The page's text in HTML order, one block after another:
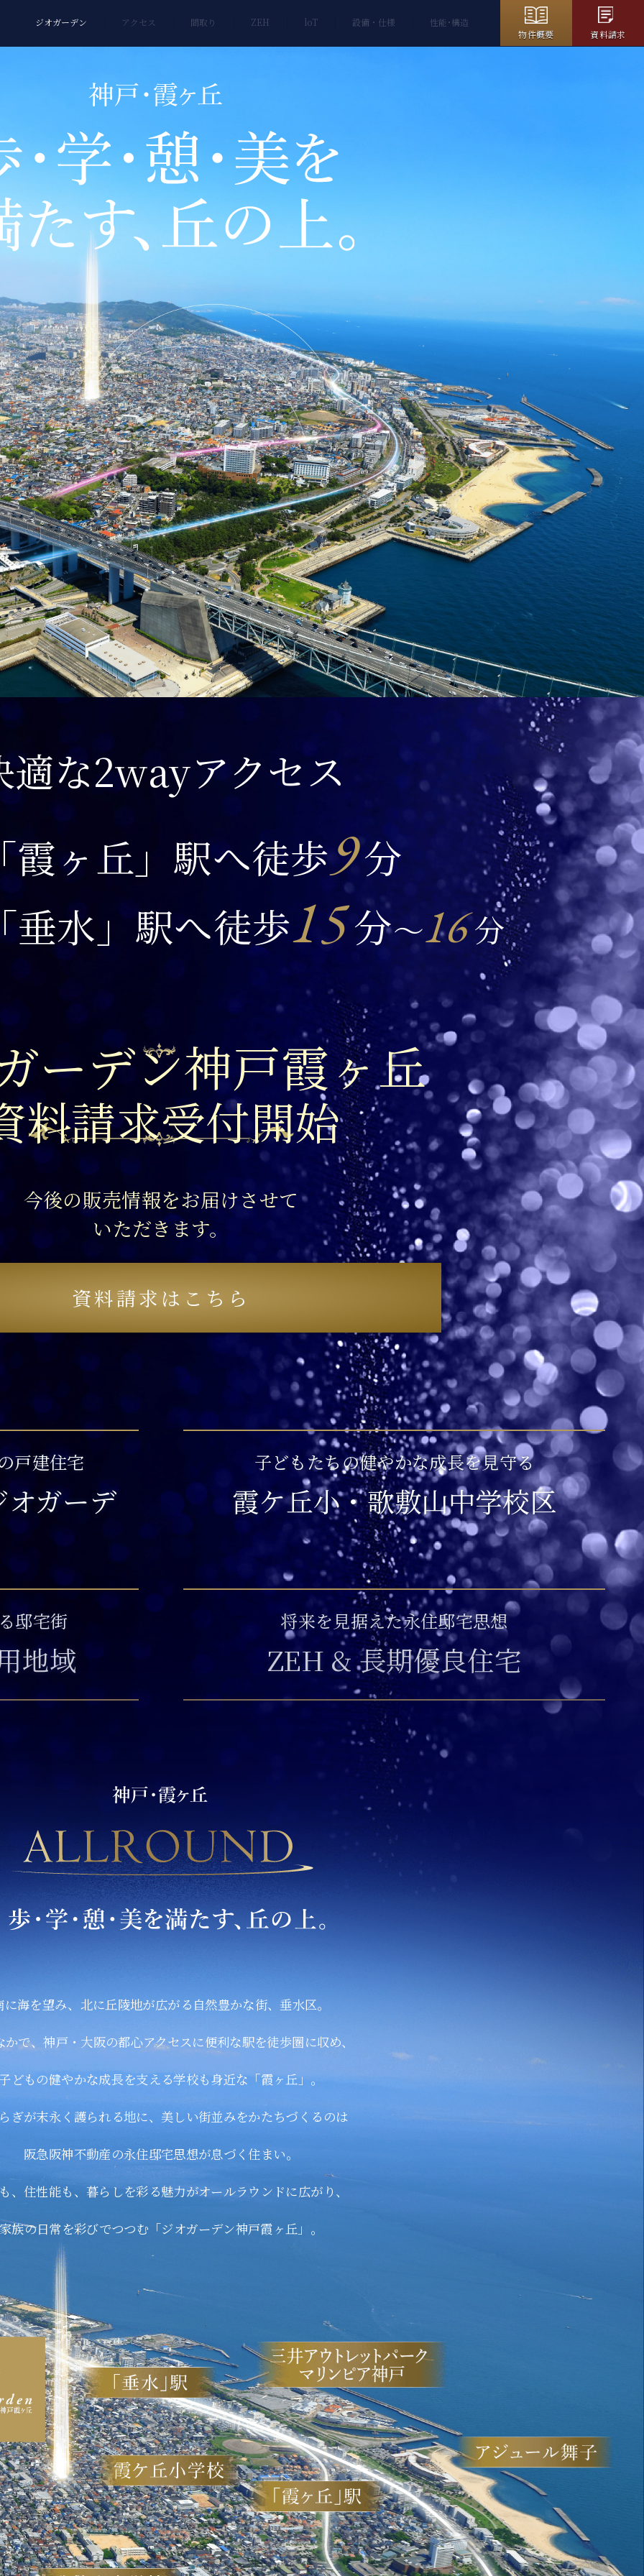
ジオガーデン アクセス 間取り ZEH loT 設備・仕様
性能･構造
物件概要
資料請求
適な2wayアクセス
霞ヶ丘」駅へ徒歩9分
垂水」駅へ徒歩15分〜16分
ーデン神戸霞ヶ丘
料請求受付開始
今後の販売情報をお届けさせて
いただきます。
資料請求はこちら
戸建住宅
ガーデ
子どもたちの健やかな成長を見守る
霞ケ丘小・歌敷山中学校区
邸宅街
地域
将来を見据えた永住邸宅思想
ZEH & 長期優良住宅
に海を望み、北に丘陵地が広がる自然豊かな街、垂水区。
かで、神戸・大阪の都心アクセスに便利な駅を徒歩圏に収め、
どもの健やかな成長を支える学校も身近な「霞ヶ丘」。
ぎが末永く護られる地に、美しい街並みをかたちづくるのは
阪急阪神不動産の永住邸宅思想が息づく住まい。
、住性能も、暮らしを彩る魅力がオールラウンドに広がり、
族の日常を彩びでつつむ 「ジオガーデン神戸霞ヶ丘」。